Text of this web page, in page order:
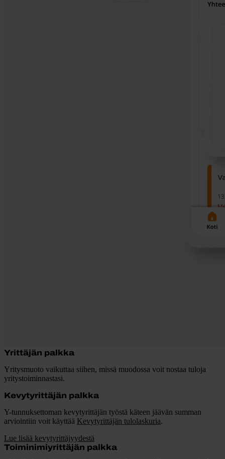
Yrittäjän palkka
Yritysmuoto vaikuttaa siihen, missä muodossa voit nostaa tuloja
yritystoiminnastasi.
Kevytyrittäjän palkka
Y-tunnuksettoman kevytyrittäjän työstä käteen jäävän summan
arviointiin voit käyttää Kevytyrittäjän tulolaskuria.
Lue lisää kevytyrittäjyydestä
Toiminimiyrittäjän palkka